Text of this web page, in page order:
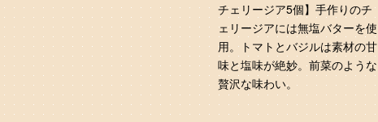
チェリージア5個】手作りのチ
ェリージアには無塩バターを使
用。トマトとバジルは素材の甘
味と塩味が絶妙。前菜のような
贅沢な味わい。